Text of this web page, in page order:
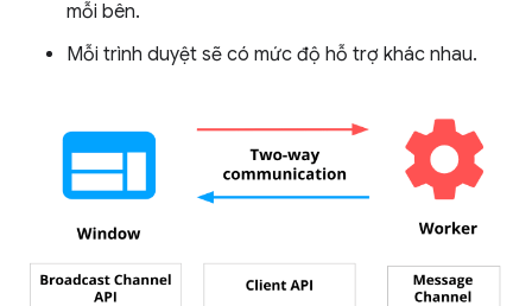
mỗi bên.
Mỗi trình duyệt sẽ có mức độ hỗ trợ khác nhau.